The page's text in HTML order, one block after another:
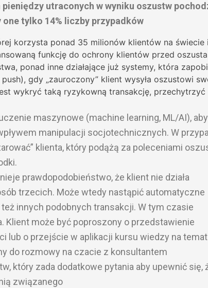
utraconych w wyniku oszustw
tylko 14% liczby przypadków
korzysta ponad 35 milionów klientów na świecie
funkcję do ochrony klientów przed
ponad inne działające już systemy, która
gdy „zauroczony” klient wysyła oszustowi
wykryć taką ryzykowną transakcję, przechytrzyć
maszynowe (machine learning, ML/AI), aby
manipulacji socjotechnicznych. W
klienta, który podążą za poleceniami
prawdopodobieństwo, że klient nie działa
trzecich. Może wtedy nastąpić automatyczne
innych podobnych transakcji. W tym czasie
Klient może być poproszony o przedstawienie
lub o przejście w aplikacji kursu wiedzy na temat
do rozmowy na czacie z konsultantem
który zada dodatkowe pytania aby upewnić się,
związanego